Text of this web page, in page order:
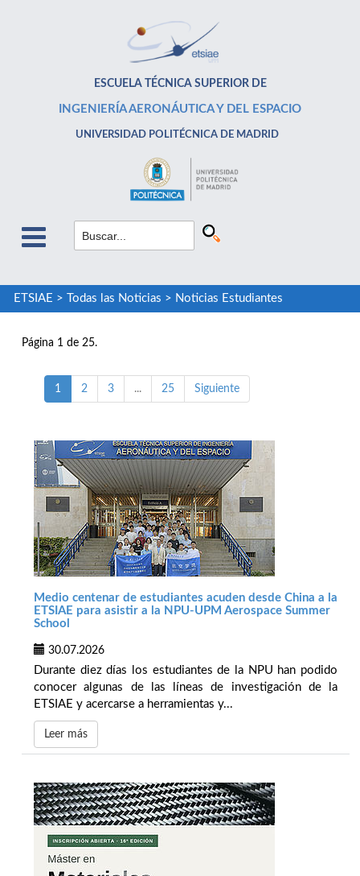
ESCUELA TÉCNICA SUPERIOR DE
INGENIERÍA AERONÁUTICA Y DEL ESPACIO
UNIVERSIDAD POLITÉCNICA DE MADRID
ETSIAE > Todas las Noticias > Noticias Estudiantes
Página 1 de 25.
1 2 3 ... 25 Siguiente
Medio centenar de estudiantes acuden desde China a la
ETSIAE para asistir a la NPU-UPM Aerospace Summer
School
30.07.2026
Durante diez días los estudiantes de la NPU han podido
conocer algunas de las líneas de investigación de la
ETSIAE y acercarse a herramientas y...
Leer más